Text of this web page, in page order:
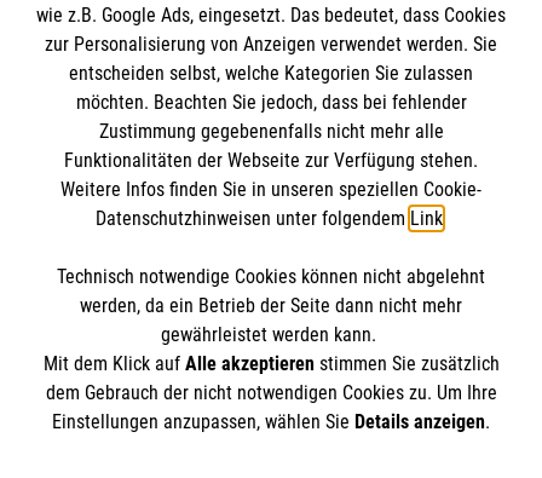
Datenschutz
Kontakt
Barrierefreiheit
Die Malteser
Malteser in Deutschland
Malteserorden
Sharepoint
Spendenkonto
Bank: Pax-Bank für Kirche und Caritas eG
IBAN: DE15 3706 0120 1201 2130 17
BIC: GENODED1PA7
So finden Sie uns
Streitfeldstr. 1
81673 München
Der Malteser Hilfsdienst e.V. ist als eingetragene
wie z.B. Google Ads, eingesetzt. Das bedeutet, dass Cookies
zur Personalisierung von Anzeigen verwendet werden. Sie
entscheiden selbst, welche Kategorien Sie zulassen
möchten. Beachten Sie jedoch, dass bei fehlender
Zustimmung gegebenenfalls nicht mehr alle
Funktionalitäten der Webseite zur Verfügung stehen.
Weitere Infos finden Sie in unseren speziellen Cookie-
Datenschutzhinweisen unter folgendem Link.
Technisch notwendige Cookies können nicht abgelehnt
werden, da ein Betrieb der Seite dann nicht mehr
gewährleistet werden kann.
Mit dem Klick auf Alle akzeptierenstimmen Sie zusätzlich
dem Gebrauch der nicht notwendigen Cookies zu. Um Ihre
Einstellungen anzupassen, wählen Sie Details anzeigen.